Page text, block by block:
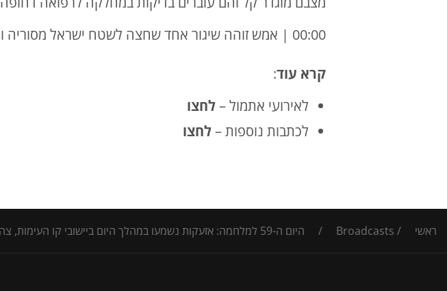
00:00 | אמש זוהה שיגור אחד שחצה לשטח ישראל מסוריה ונפל בשטח פתוח. צה"ל תקף את מקור הירי
קרא עוד:
לאירועי אתמול –לחצו
לכתבות נוספות –לחצו
ראשי /
Broadcasts
/ היום ה-59 למלחמה: אזעקות נשמעו במהלך היום ביישובי קו העימות, צה"ל תקף